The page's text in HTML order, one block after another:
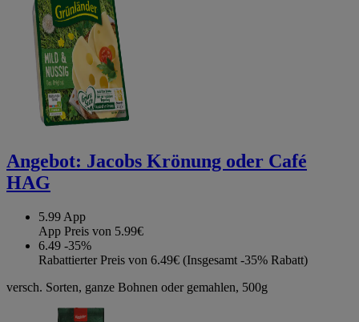
Angebot: Jacobs Krönung oder Café
HAG
5.99 App
App Preis von 5.99€
6.49 -35%
Rabattierter Preis von 6.49€ (Insgesamt -35% Rabatt)
versch. Sorten, ganze Bohnen oder gemahlen, 500g